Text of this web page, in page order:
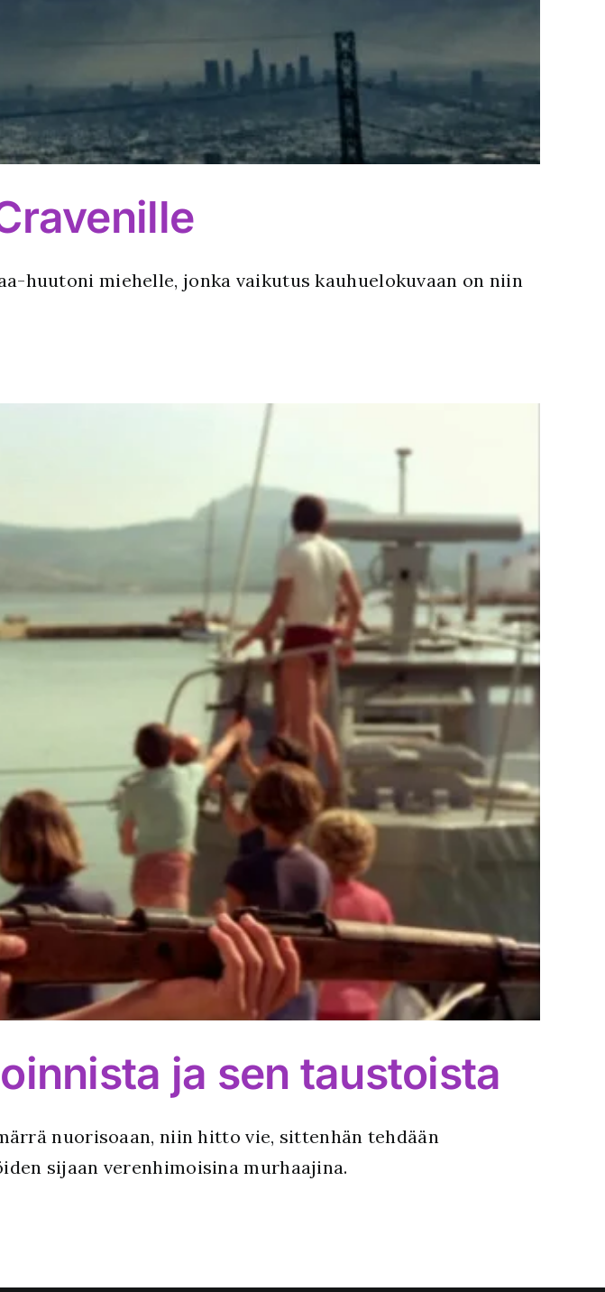
huutoni miehelle, jonka vaikutus kauhuelokuvaan on niin
ja sen taustoista
nuorisoaan, niin hitto vie, sittenhän tehdään
sijaan verenhimoisina murhaajina.